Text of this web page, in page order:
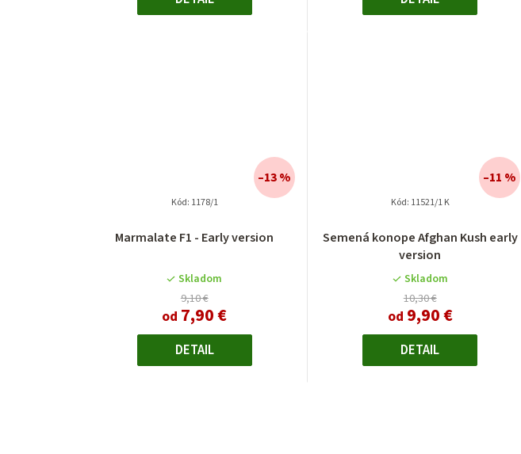
Marmalate F1 - Early version
Skladom
9,10 €
od 7,90 €
–13 %
DETAIL
Kód: 1178/1
Semená konope Afghan Kush early
version
Skladom
10,30 €
od 9,90 €
–11 %
DETAIL
Kód: 11521/1 K